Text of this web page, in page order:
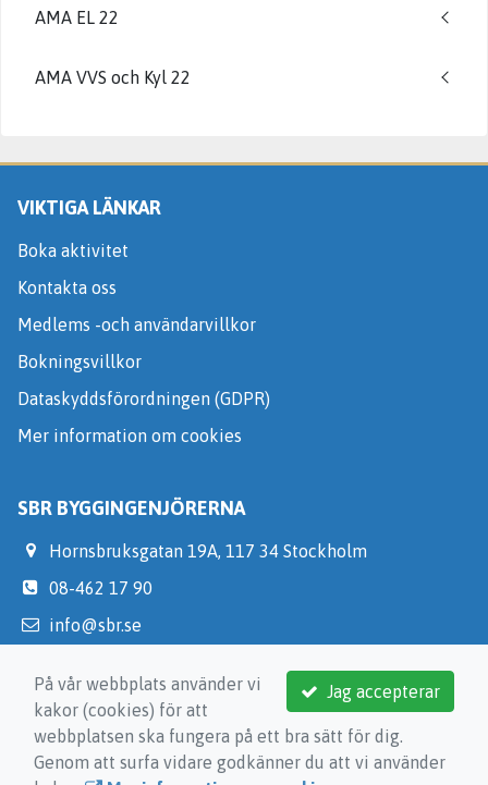
AMA EL 22
AMA VVS och Kyl 22
VIKTIGA LÄNKAR
Boka aktivitet
Kontakta oss
Medlems -och användarvillkor
Bokningsvillkor
Dataskyddsförordningen (GDPR)
Mer information om cookies
SBR BYGGINGENJÖRERNA
Hornsbruksgatan 19A, 117 34 Stockholm
08-462 17 90
info@sbr.se
Jag accepterar
På vår webbplats använder vi
kakor (cookies) för att
webbplatsen ska fungera på ett bra sätt för dig.
Genom att surfa vidare godkänner du att vi använder